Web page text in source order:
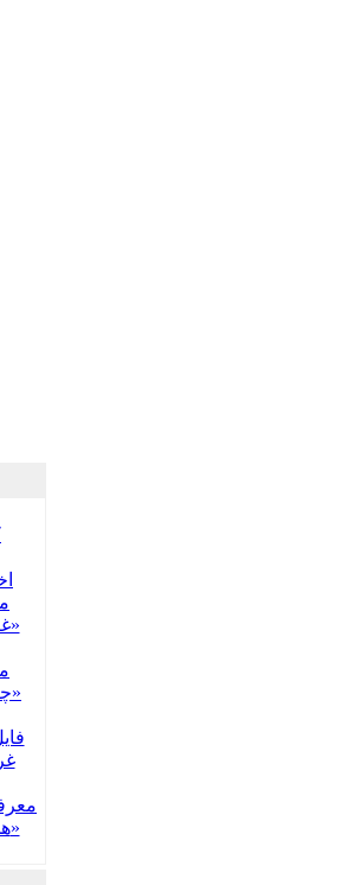
همه خوشحالن»